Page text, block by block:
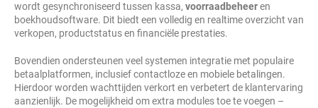
wordt gesynchroniseerd tussen kassa, voorraadbeheeren
boekhoudsoftware. Dit biedt een volledig en realtime overzicht van
verkopen, productstatus en financiële prestaties.
Bovendien ondersteunen veel systemen integratie met populaire
betaalplatformen, inclusief contactloze en mobiele betalingen.
Hierdoor worden wachttijden verkort en verbetert de klantervaring
aanzienlijk. De mogelijkheid om extra modules toe te voegen –